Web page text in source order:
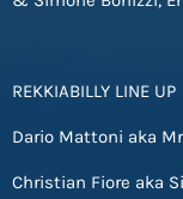
REKKIABILLY LINE UP
Dario Mattoni aka
Christian Fiore aka